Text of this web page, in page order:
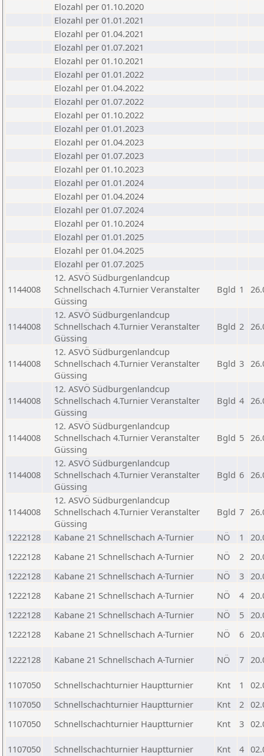
Elozahl per 01.10.2020
Elozahl per 01.01.2021
Elozahl per 01.04.2021
Elozahl per 01.07.2021
Elozahl per 01.10.2021
Elozahl per 01.01.2022
Elozahl per 01.04.2022
Elozahl per 01.07.2022
Elozahl per 01.10.2022
Elozahl per 01.01.2023
Elozahl per 01.04.2023
Elozahl per 01.07.2023
Elozahl per 01.10.2023
Elozahl per 01.01.2024
Elozahl per 01.04.2024
Elozahl per 01.07.2024
Elozahl per 01.10.2024
Elozahl per 01.01.2025
Elozahl per 01.04.2025
Elozahl per 01.07.2025
1144008
12. ASVÖ Südburgenlandcup
Schnellschach 4.Turnier Veranstalter
Güssing
Bgld 1
1144008
12. ASVÖ Südburgenlandcup
Schnellschach 4.Turnier Veranstalter
Güssing
Bgld 2
1144008
12. ASVÖ Südburgenlandcup
Schnellschach 4.Turnier Veranstalter
Güssing
Bgld 3
1144008
12. ASVÖ Südburgenlandcup
Schnellschach 4.Turnier Veranstalter
Güssing
Bgld 4
1144008
12. ASVÖ Südburgenlandcup
Schnellschach 4.Turnier Veranstalter
Güssing
Bgld 5
1144008
12. ASVÖ Südburgenlandcup
Schnellschach 4.Turnier Veranstalter
Güssing
Bgld 6
1144008
12. ASVÖ Südburgenlandcup
Schnellschach 4.Turnier Veranstalter
Güssing
Bgld 7
1222128 Kabane 21 Schnellschach A-Turnier NÖ 1
1222128
Kabane 21 Schnellschach A-Turnier NÖ 2
1222128
Kabane 21 Schnellschach A-Turnier NÖ 3
1222128
Kabane 21 Schnellschach A-Turnier NÖ 4
1222128
Kabane 21 Schnellschach A-Turnier NÖ 5
1222128
Kabane 21 Schnellschach A-Turnier NÖ 6
1222128 Kabane 21 Schnellschach A-Turnier NÖ 7
1107050 Schnellschachturnier Hauptturnier Knt 1
1107050
Schnellschachturnier Hauptturnier Knt 2
1107050
Schnellschachturnier Hauptturnier Knt 3
1107050 Schnellschachturnier Hauptturnier Knt 4